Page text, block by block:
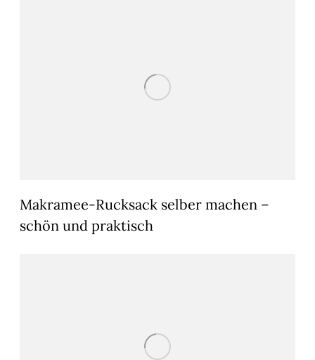
Makramee-Rucksack selber machen –
schön und praktisch